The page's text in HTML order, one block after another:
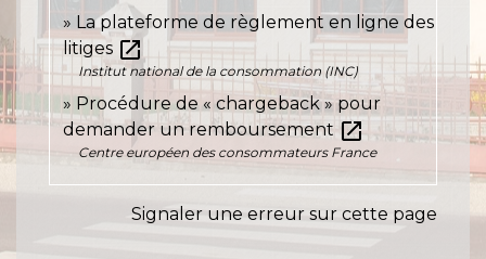
La plateforme de règlement en ligne des
litiges open_in_new
Institut national de la consommation (INC)
Procédure de « chargeback » pour
demander un remboursementopen_in_new
Centre européen des consommateurs France
Signaler une erreur sur cette page